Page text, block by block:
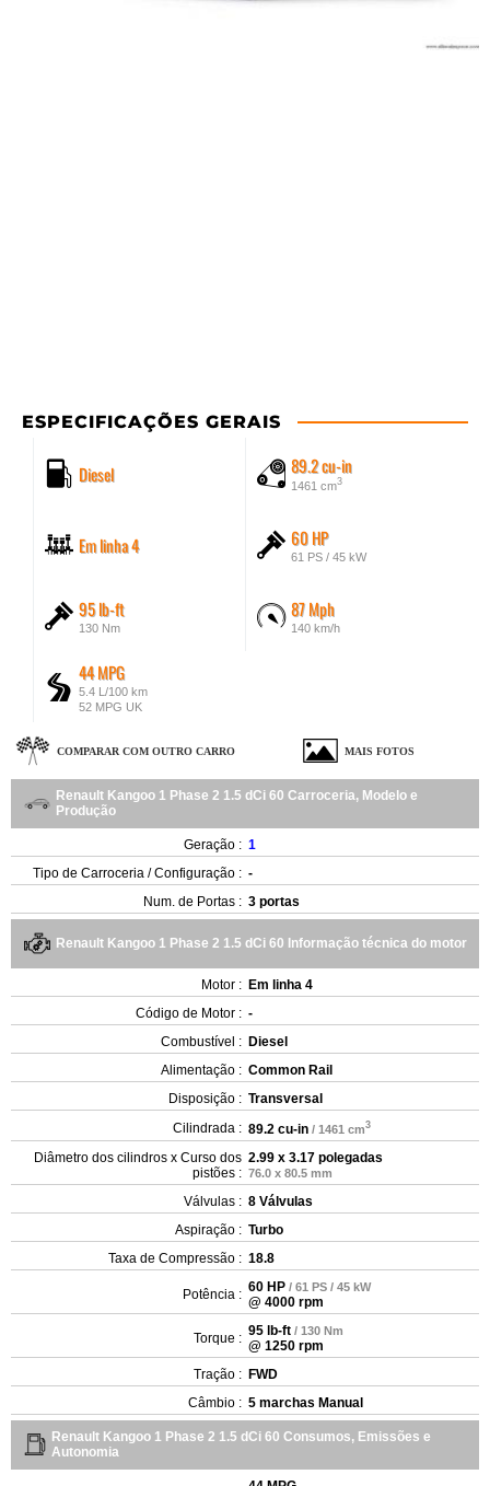
ESPECIFICAÇÕES GERAIS
Diesel 89.2 cu-in
1461 cm3
Em linha 4 60 HP
61 PS / 45 kW
95 lb-ft
130 Nm
87 Mph
140 km/h
44 MPG
5.4 L/100 km
52 MPG UK
COMPARAR COM OUTRO CARRO MAIS FOTOS
Renault Kangoo 1 Phase 2 1.5 dCi 60 Carroceria, Modelo e
Produção
Geração : 1
Tipo de Carroceria / Configuração : -
Num. de Portas : 3 portas
Renault Kangoo 1 Phase 2 1.5 dCi 60 Informação técnica do motor
Motor : Em linha 4
Código de Motor : -
Combustível : Diesel
Alimentação : Common Rail
Disposição : Transversal
Cilindrada : 89.2 cu-in / 1461 cm3
Diâmetro dos cilindros x Curso dos
pistões :
2.99 x 3.17 polegadas
76.0 x 80.5 mm
Válvulas : 8 Válvulas
Aspiração : Turbo
Taxa de Compressão : 18.8
Potência : 60 HP / 61 PS / 45 kW
@ 4000 rpm
Torque : 95 lb-ft / 130 Nm
@ 1250 rpm
Tração : FWD
Câmbio : 5 marchas Manual
Renault Kangoo 1 Phase 2 1.5 dCi 60 Consumos, Emissões e
Autonomia